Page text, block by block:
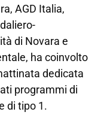
AGD Italia,
di Novara e
ha coinvolto
dedicata
programmi di
di tipo 1.